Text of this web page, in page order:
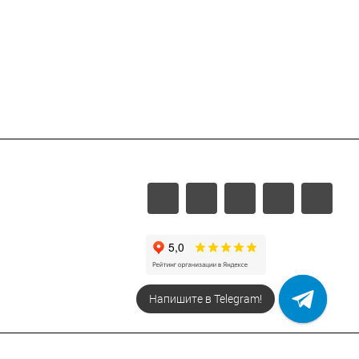
Напишите в Telegram! Напишите в МАХ